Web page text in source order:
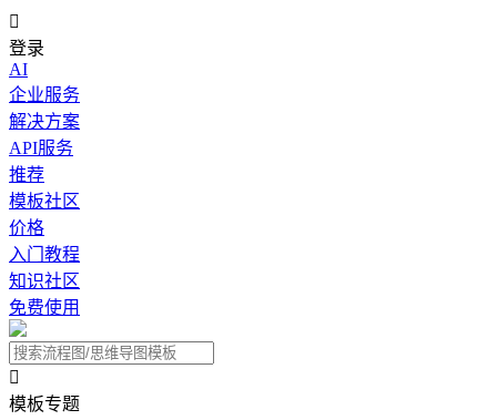

登录
AI
企业服务
解决方案
API服务
推荐
模板社区
价格
入门教程
知识社区
免费使用

模板专题